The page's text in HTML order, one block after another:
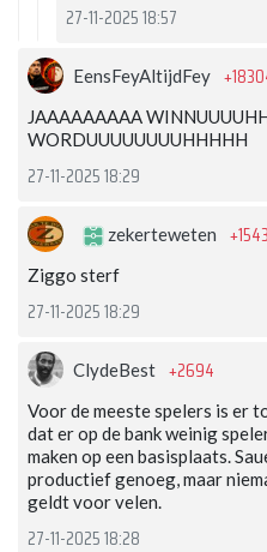
27-11-2025 18:57
EensFeyAltijdFey
JAAAAAAAAA
WORDUUUUUUUUHHHHH
27-11-2025 18:29
zekerteweten
Ziggo sterf
27-11-2025 18:29
ClydeBest +2694
Voor de meeste spelers is er
dat er op de bank weinig
maken op een basisplaats.
productief genoeg, maar
geldt voor velen.
27-11-2025 18:28